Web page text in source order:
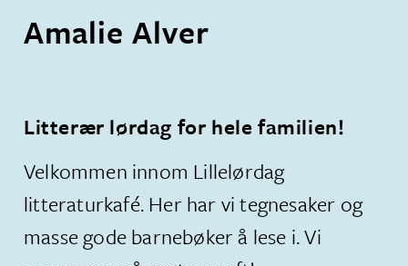
Amalie Alver
Litterær lørdag for hele familien!
Velkommen innom Lillelørdag
litteraturkafé. Her har vi tegnesaker og
masse gode barnebøker å lese i. Vi